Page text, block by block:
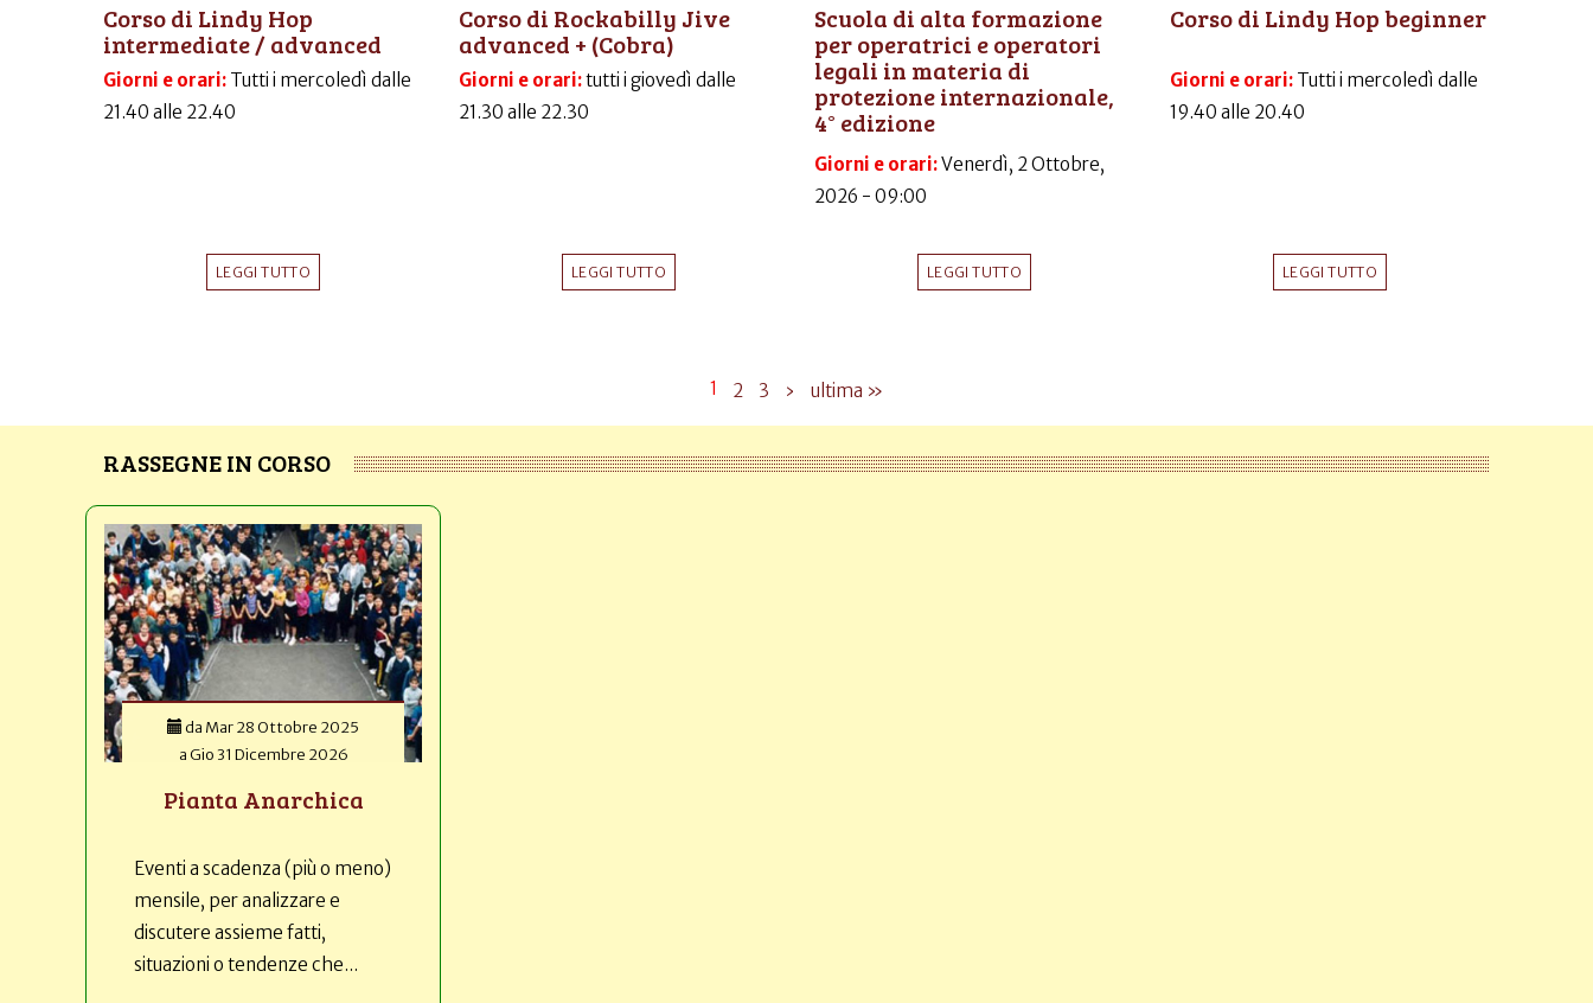
Corso di Lindy Hop
intermediate / advanced
Giorni e orari: Tutti i mercoledì dalle
21.40 alle 22.40
LEGGI TUTTO
Corso di Rockabilly Jive
advanced + (Cobra)
Giorni e orari:tutti i giovedì dalle
21.30 alle 22.30
LEGGI TUTTO
Scuola di alta formazione
per operatrici e operatori
legali in materia di
protezione internazionale,
4° edizione
Giorni e orari:Venerdì, 2 Ottobre,
2026 - 09:00
LEGGI TUTTO
Corso di Lindy Hop beginner
Giorni e orari: Tutti i mercoledì dalle
19.40 alle 20.40
LEGGI TUTTO
1 2 3 › ultima »
RASSEGNE IN CORSO
da Mar 28 Ottobre 2025
aGio 31 Dicembre 2026
Pianta Anarchica
Eventi a scadenza (più o meno)
mensile, per analizzare e
discutere assieme fatti,
situazioni o tendenze che...